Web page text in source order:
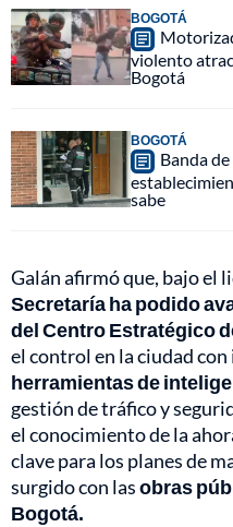
BOGOTÁ
violento
Bogotá
BOGOTÁ
Banda
sabe
Galán afirmó que, bajo el
Secretaría ha podido
del Centro Estratégico
el control en la ciudad
herramientas de
gestión de tráfico y
el conocimiento de la
clave para los planes de
surgido con lasobras
Bogotá.